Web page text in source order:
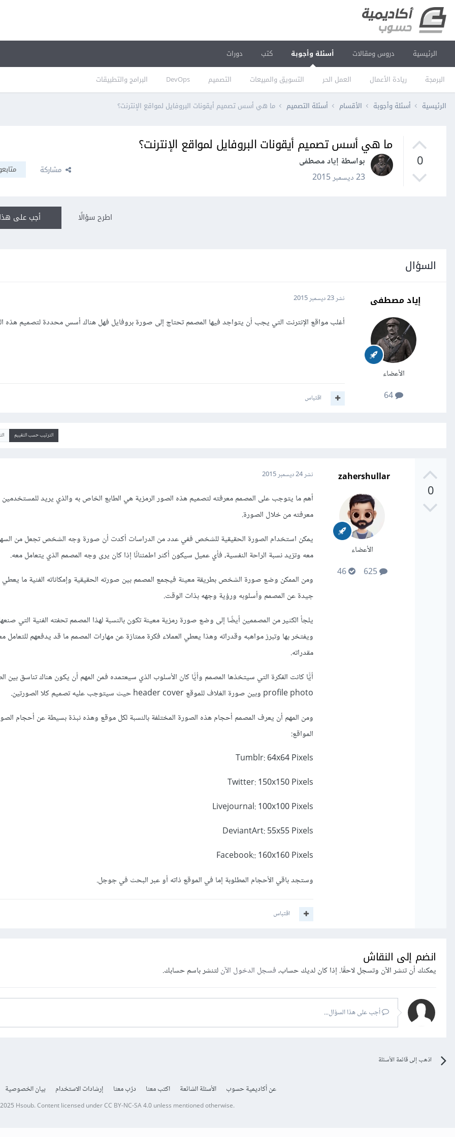
الرئيسية دروس ومقالات أسئلة وأجوبة
البرمجة ريادة الأعمال العمل الحر التسويق والمبيعات التصميم DevOps البرامج والتطبيقات
كتب دورات
الرئيسية أسئلة وأجوبة الأقسام أسئلة التصميم ما هي أسس تصميم أيقونات البروفايل لمواقع الإنترنت؟
0
ما هي أسس تصميم أيقونات البروفايل لمواقع الإنترنت؟
بواسطة إياد مصطفى
23 ديسمبر 2015
مشاركة
أجب على اطرح سؤالًا
السؤال
إياد مصطفى
الأعضاء
نشر23 ديسمبر 2015
أغلب مواقع الإنترنت التي يجب أن يتواجد فيها المصمم تحتاج إلى صورة بروفايل فهل هناك أسس محددة لتصميم هذه
اقتباس
الترتيب حسب التقييم
0
zahershullar
الأعضاء
625
46
نشر24 ديسمبر 2015
أهم ما يتوجب على المصمم معرفته لتصميم هذه الصور الرمزية هي الطابع الخاص به والذي يريد للمستخدمين
معرفته من خلال الصورة.
يمكن استخدام الصورة الحقيقية للشخص ففي عدد من الدراسات أكدت أن صورة وجه الشخص تجعل من
معه وتزيد نسبة الراحة النفسية، فأي عميل سيكون أكثر اطمئنانًا إذا كان يرى وجه المصمم الذي يتعامل معه.
ومن الممكن وضع صورة الشخص بطريقة معينة فيجمع المصمم بين صورته الحقيقية وإمكاناته الفنية ما يعطي
جيدة عن المصمم وأسلوبه ورؤية وجهه بذات الوقت.
يلجأ الكثير من المصممين أيضًا إلى وضع صورة رمزية معينة تكون بالنسبة لهذا المصمم تحفته الفنية التي
ويفتخر بها وتبرز مواهبه وقدراته وهذا يعطي العملاء فكرة ممتازة عن مهارات المصمم ما قد يدفعهم للتعامل
مقدراته.
أيًّا كانت الفكرة التي سيتخذها المصمم وأيًّا كان الأسلوب الذي سيعتمده فمن المهم أن يكون هناك تناسق بين
profile photo وبين صورة الغلاف للموقع header cover حيث سيتوجب عليه تصميم كلا الصورتين.
ومن المهم أن يعرف المصمم أحجام هذه الصورة المختلفة بالنسبة لكل موقع وهذه نبذة بسيطة عن أحجام
المواقع:
Tumblr: 64x64 Pixels
Twitter: 150x150 Pixels
Livejournal: 100x100 Pixels
DeviantArt: 55x55 Pixels
Facebook::160x160 Pixels
وستجد باقي الأحجام المطلوبة إما في الموقع ذاته أو عبر البحث في جوجل.
اقتباس
انضم إلى النقاش
يمكنك أن تنشر الآن وتسجل لاحقًا. إذا كان لديك حساب،فسجل الدخول الآنلتنشر باسم حسابك.
أجب على هذا السؤال...
اذهب إلى قائمة الأسئلة
عن أكاديمية حسوب الأسئلة الشائعة اكتب معنا درّب معنا إرشادات الاستخدام بيان الخصوصية
Hsoub.Content licensed underCC BY-NC-SA 4.0unless mentioned otherwise.